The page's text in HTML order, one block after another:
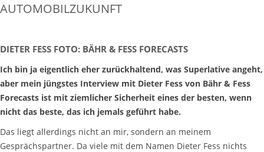
AUTOMOBILZUKUNFT
DIETER FESS FOTO: BÄHR & FESS FORECASTS
Ich bin ja eigentlich eher zurückhaltend, was Superlative angeht,
aber mein jüngstes Interview mit Dieter Fess von Bähr & Fess
Forecasts ist mit ziemlicher Sicherheit eines der besten, wenn
nicht das beste, das ich jemals geführt habe.
Das liegt allerdings nicht an mir, sondern an meinem
Gesprächspartner. Da viele mit dem Namen Dieter Fess nichts